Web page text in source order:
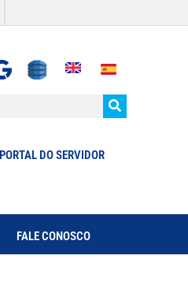
PORTAL DO SERVIDOR
FALE CONOSCO